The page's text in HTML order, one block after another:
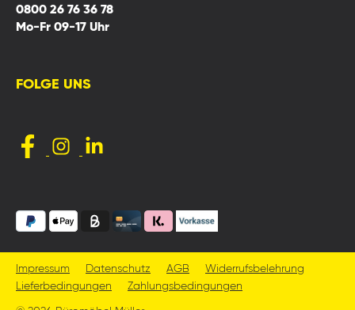
0800 26 76 36 78
Mo-Fr 09-17 Uhr
FOLGE UNS
Impressum Datenschutz AGB
Widerrufsbelehrung
Lieferbedingungen
Zahlungsbedingungen